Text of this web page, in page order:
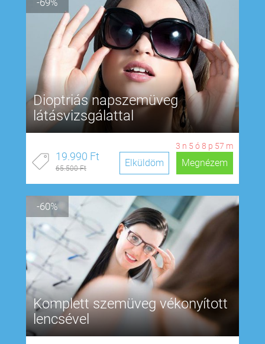
Dioptriás napszemüveg
látásvizsgálattal
3 n 5 ó8 p 57 m
19.990 Ft
65.500 Ft Megnézem
Elküldöm
-60%
Komplett szemüveg vékonyított
lencsével